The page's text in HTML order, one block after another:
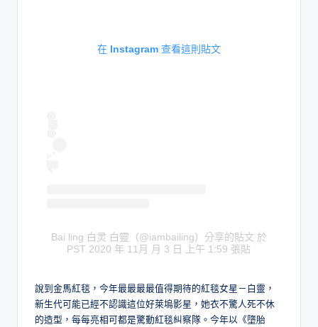
在 Instagram 查看這則貼文
Bai ling 白灵 白靈（@iambailing）分享的貼文 於
PST 2020 年 11月 月 3 日 上午 1:59 張貼
說到金馬紅毯，今年最最最最值得期待的紅毯女星－白靈，
新生代可能已經不認識這位好萊塢影星，她衣不驚人死不休
的造型，每每亮相可都是驚動紅毯糾察隊。今年以《墮胎